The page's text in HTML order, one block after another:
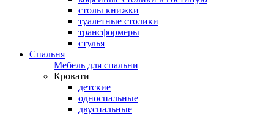
столы книжки
туалетные столики
трансформеры
стулья
Спальня
Мебель для спальни
Кровати
детские
односпальные
двуспальные